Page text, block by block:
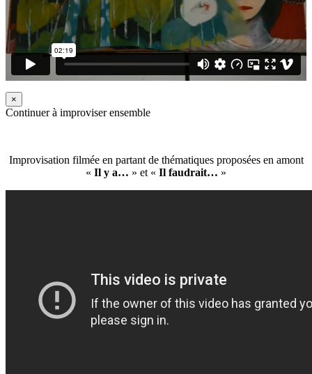
×
Continuer à improviser ensemble
Improvisation filmée en partant de thématiques proposées en amont
« Il y a… » et « Il faudrait… »